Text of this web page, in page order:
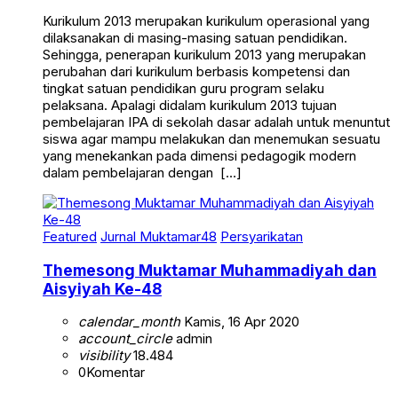
Kurikulum 2013 merupakan kurikulum operasional yang
dilaksanakan di masing-masing satuan pendidikan.
Sehingga, penerapan kurikulum 2013 yang merupakan
perubahan dari kurikulum berbasis kompetensi dan
tingkat satuan pendidikan guru program selaku
pelaksana. Apalagi didalam kurikulum 2013 tujuan
pembelajaran IPA di sekolah dasar adalah untuk menuntut
siswa agar mampu melakukan dan menemukan sesuatu
yang menekankan pada dimensi pedagogik modern
dalam pembelajaran dengan […]
Featured Jurnal Muktamar48 Persyarikatan
Themesong Muktamar Muhammadiyah dan
Aisyiyah Ke-48
calendar_monthKamis, 16 Apr 2020
account_circleadmin
visibility18.484
0Komentar